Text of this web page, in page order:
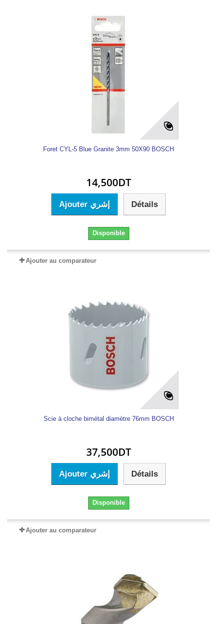
Foret CYL-5 Blue Granite 3mm 50X90 BOSCH
14,500DT
Ajouter إشري Détails
Disponible
Ajouter au comparateur
Scie à cloche bimétal diamètre 76mm BOSCH
37,500DT
Ajouter إشري Détails
Disponible
Ajouter au comparateur